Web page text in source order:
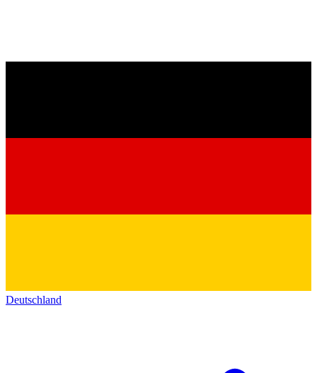
Deutschland